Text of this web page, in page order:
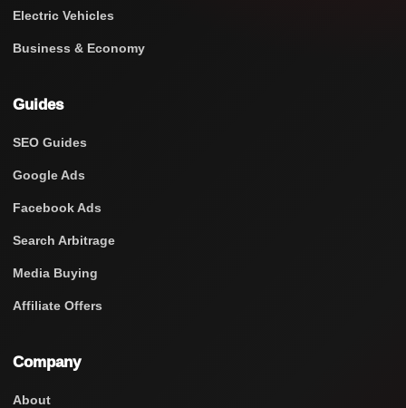
Electric Vehicles
Business & Economy
Guides
SEO Guides
Google Ads
Facebook Ads
Search Arbitrage
Media Buying
Affiliate Offers
Company
About